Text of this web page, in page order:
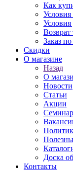
Как
Условия
Возврат
Заказ
Скидки
О магазине
Назад
О
Новости
Статьи
Акции
Доска
Контакты